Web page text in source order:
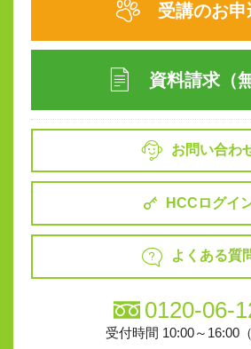
受講のお申
資料請求（
お問い合わ
HCCログイ
よくある質
0120-06-
受付時間 10:00～16:00（